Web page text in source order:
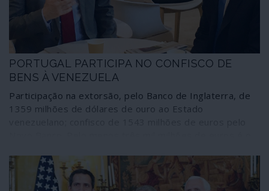
PORTUGAL PARTICIPA NO CONFISCO DE
BENS À VENEZUELA
Participação na extorsão, pelo Banco de Inglaterra, de
1359 milhões de dólares de ouro ao Estado
em que o governo de Portugal está envolvido, directa e
indirectamente. Dinheiro que Caracas não pode usar
para comprar medicamentos e outros bens de primeira